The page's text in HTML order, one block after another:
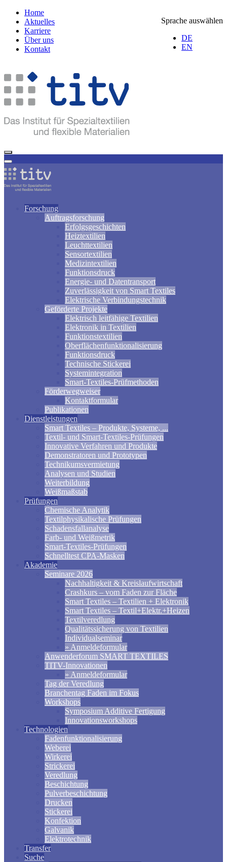
Sprache auswählen
DE
EN
Home
Aktuelles
Karriere
Über uns
Kontakt
Forschung
Auftragsforschung
Erfolgsgeschichten
Heiztextilien
Leuchttextilien
Sensortextilien
Medizintextilien
Funktionsdruck
Energie- und Datentransport
Zuverlässigkeit von Smart Textiles
Elektrische Verbindungstechnik
Geförderte Projekte
Elektrisch leitfähige Textilien
Elektronik in Textilien
Funktionstextilien
Oberflächenfunktionalisierung
Funktionsdruck
Technische Stickerei
Systemintegration
Smart-Textiles-Prüfmethoden
Förderwegweiser
Kontaktformular
Publikationen
Dienstleistungen
Smart Textiles – Produkte, Systeme, ...
Textil- und Smart-Textiles-Prüfungen
Innovative Verfahren und Produkte
Demonstratoren und Prototypen
Technikumsvermietung
Analysen und Studien
Weiterbildung
Weißmaßstab
Prüfungen
Chemische Analytik
Textilphysikalische Prüfungen
Schadensfallanalyse
Farb- und Weißmetrik
Smart-Textiles-Prüfungen
Schnelltest CPA-Masken
Akademie
Seminare 2026
Nachhaltigkeit & Kreislaufwirtschaft
Crashkurs – vom Faden zur Fläche
Smart Textiles – Textilien + Elektronik
Smart Textiles – Textil+Elektr.+Heizen
Textilveredlung
Qualitätssicherung von Textilien
Individualseminar
» Anmeldeformular
Anwenderforum SMART TEXTILES
TITV-Innovationen
» Anmeldeformular
Tag der Veredlung
Branchentag Faden im Fokus
Workshops
Symposium Additive Fertigung
Innovationsworkshops
Technologien
Fadenfunktionalisierung
Weberei
Wirkerei
Strickerei
Veredlung
Beschichtung
Pulverbeschichtung
Drucken
Stickerei
Konfektion
Galvanik
Elektrotechnik
Transfer
Suche